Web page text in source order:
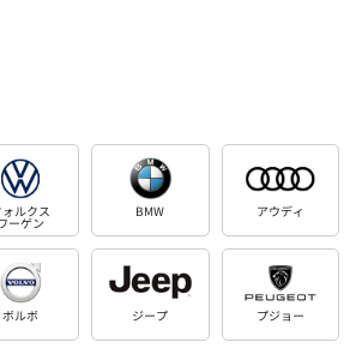
ォルクス
ーゲン
BMW アウディ
ボルボ ジープ プジョー